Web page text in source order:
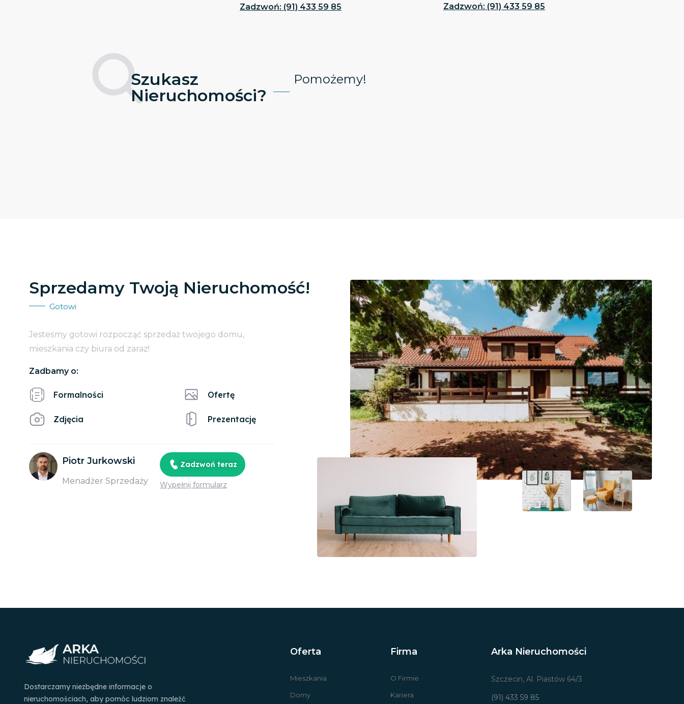
Zadzwoń: (91) 433 59 85 Zadzwoń: (91) 433 59 85
Szukasz
Nieruchomości?
Pomożemy!
Sprzedamy Twoją Nieruchomość!
Gotowi
Jesteśmy gotowi rozpocząć sprzedaż twojego domu,
mieszkania czy biura od zaraz!
Zadbamy o:
Formalności
Zdjęcia
Ofertę
Prezentację
Piotr Jurkowski
Menadżer Sprzedaży
Zadzwoń teraz
Wypełnij formularz
Dostarczamy niezbędne informacje o
nieruchomościach, aby pomóc ludziom znaleźć
Oferta
Mieszkania
Domy
Firma
O Firmie
Kariera
Arka Nieruchomości
Szczecin, Al. Piastów 64/3
(91) 433 59 85